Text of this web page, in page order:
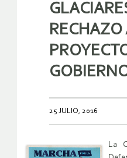
RECHAZO
25 JULIO, 2016
La